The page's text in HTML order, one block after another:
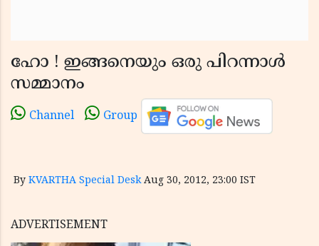
ഹോ ! ഇങ്ങനെയും ഒരു പിറന്നാള്‍
സമ്മാനം
Channel Group
By KVARTHA Special Desk Aug 30, 2012, 23:00 IST
ADVERTISEMENT